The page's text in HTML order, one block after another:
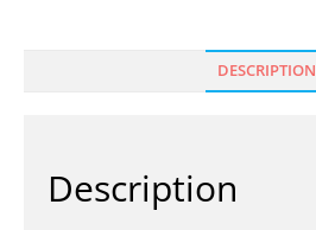
DESCRIPTION
Description